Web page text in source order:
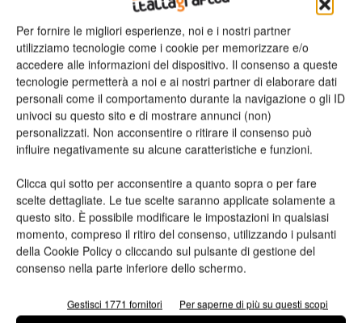
Per fornire le migliori esperienze, noi e i nostri partner
utilizziamo tecnologie come i cookie per memorizzare e/o
accedere alle informazioni del dispositivo. Il consenso a queste
tecnologie permetterà a noi e ai nostri partner di elaborare dati
personali come il comportamento durante la navigazione o gli ID
univoci su questo sito e di mostrare annunci (non)
personalizzati. Non acconsentire o ritirare il consenso può
influire negativamente su alcune caratteristiche e funzioni.
Clicca qui sotto per acconsentire a quanto sopra o per fare
scelte dettagliate. Le tue scelte saranno applicate solamente a
questo sito. È possibile modificare le impostazioni in qualsiasi
momento, compreso il ritiro del consenso, utilizzando i pulsanti
della Cookie Policy o cliccando sul pulsante di gestione del
consenso nella parte inferiore dello schermo.
Gestisci 1771 fornitori Per saperne di più su questi scopi
Richiedi maggiori
informazioni
Nome*
Cognome*